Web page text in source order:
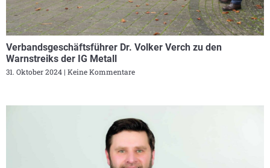
Verbandsgeschäftsführer Dr. Volker Verch zu den
Warnstreiks der IG Metall
31. Oktober 2024 Keine Kommentare